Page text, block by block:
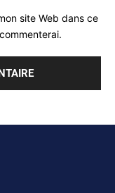
site Web dans ce